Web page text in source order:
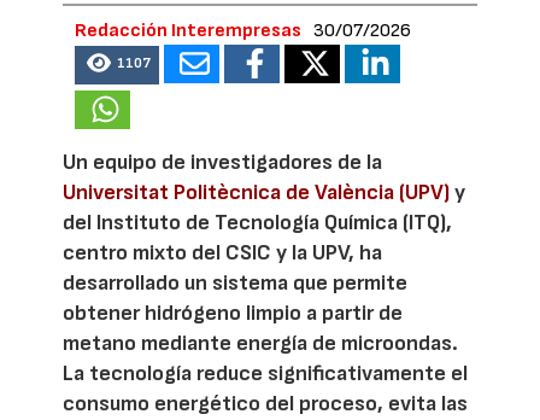
Redacción Interempresas 30/07/2026
1107
Un equipo de investigadores de la
Universitat Politècnica de València (UPV)y
del Instituto de Tecnología Química (ITQ),
centro mixto del CSIC y la UPV, ha
desarrollado un sistema que permite
obtener hidrógeno limpio a partir de
metano mediante energía de microondas.
La tecnología reduce significativamente el
consumo energético del proceso, evita las